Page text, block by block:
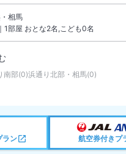
相馬
1部屋 おとな2名,こども0名
南部(0)浜通り北部・相馬(0)
ラン 航空券付きプ